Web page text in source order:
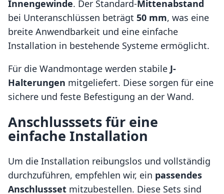
Innengewinde. Der Standard-Mittenabstand
bei Unteranschlüssen beträgt 50 mm, was eine
breite Anwendbarkeit und eine einfache
Installation in bestehende Systeme ermöglicht.
Für die Wandmontage werden stabile J-
Halterungen mitgeliefert. Diese sorgen für eine
sichere und feste Befestigung an der Wand.
Anschlusssets für eine
einfache Installation
Um die Installation reibungslos und vollständig
durchzuführen, empfehlen wir, ein passendes
Anschlussset mitzubestellen. Diese Sets sind